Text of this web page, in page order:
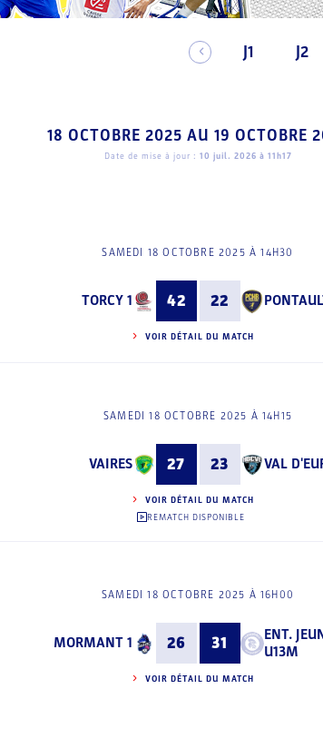
J1 J2
18 OCTOBRE 2025 AU 19 OCTOBRE
Date de mise à jour : 10 juil. 2026 à 11h17
SAMEDI 18 OCTOBRE 2025 À 14H30
TORCY 1 42 22
VOIR DÉTAIL DU MATCH
SAMEDI 18 OCTOBRE 2025 À 14H15
VAIRES 27 23 VAL
VOIR DÉTAIL DU MATCH
REMATCH DISPONIBLE
SAMEDI 18 OCTOBRE 2025 À 16H00
MORMANT 1 26 31
ENT.
U13M
VOIR DÉTAIL DU MATCH